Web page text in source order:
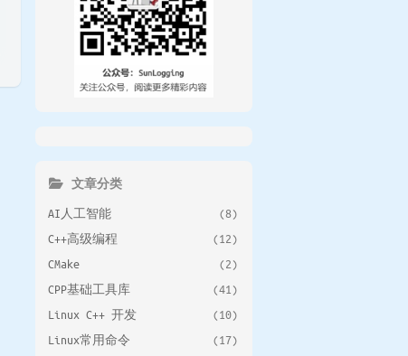
文章分类
AI人工智能
(8)
C++高级编程
(12)
CMake
(2)
CPP基础工具库
(41)
Linux C++ 开发
(10)
Linux常用命令
(17)